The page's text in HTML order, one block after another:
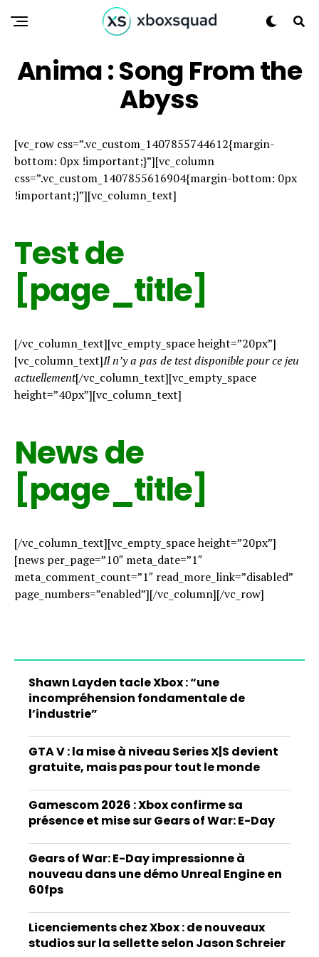
Anima : Song From the
Abyss
[vc_row css=”.vc_custom_1407855744612{margin-
bottom: 0px !important;}”][vc_column
css=”.vc_custom_1407855616904{margin-bottom: 0px
!important;}”][vc_column_text]
Test de
[page_title]
[/vc_column_text][vc_empty_space height=”20px”]
[vc_column_text]Il n’y a pas de test disponible pour ce jeu
actuellement[/vc_column_text][vc_empty_space
height=”40px”][vc_column_text]
News de
[page_title]
[/vc_column_text][vc_empty_space height=”20px”]
[news per_page=”10″ meta_date=”1″
meta_comment_count=”1″ read_more_link=”disabled”
page_numbers=”enabled”][/vc_column][/vc_row]
Shawn Layden tacle Xbox : “une
incompréhension fondamentale de
l’industrie”
GTA V : la mise à niveau Series X|S devient
gratuite, mais pas pour tout le monde
Gamescom 2026 : Xbox confirme sa
présence et mise sur Gears of War: E-Day
Gears of War: E-Day impressionne à
nouveau dans une démo Unreal Engine en
60fps
Licenciements chez Xbox : de nouveaux
studios sur la sellette selon Jason Schreier